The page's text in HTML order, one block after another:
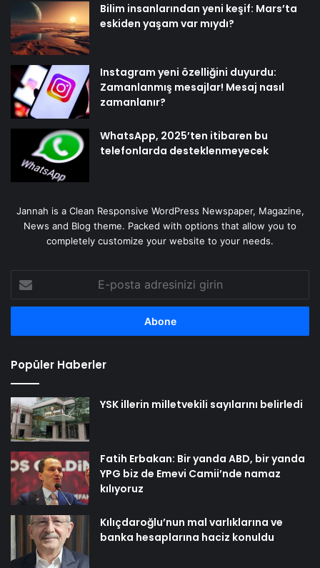
Bilim insanlarından yeni keşif: Mars’ta
eskiden yaşam var mıydı?
Instagram yeni özelliğini duyurdu:
Zamanlanmış mesajlar! Mesaj nasıl
zamanlanır?
WhatsApp, 2025’ten itibaren bu
telefonlarda desteklenmeyecek
Jannah is a Clean Responsive WordPress Newspaper, Magazine,
News and Blog theme. Packed with options that allow you to
completely customize your website to your needs.
posta
adresinizi
Popüler Haberler
YSK illerin milletvekili sayılarını belirledi
Fatih Erbakan: Bir yanda ABD, bir yanda
YPG biz de Emevi Camii’nde namaz
kılıyoruz
Kılıçdaroğlu’nun mal varlıklarına ve
banka hesaplarına haciz konuldu